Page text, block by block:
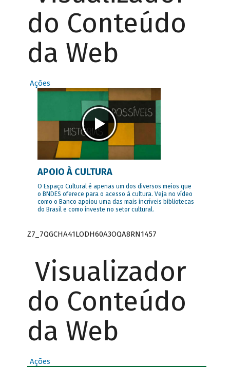
do Conteúdo
da Web
Ações
APOIO À CULTURA
O Espaço Cultural é apenas um dos diversos meios que
o BNDES oferece para o acesso à cultura. Veja no vídeo
como o Banco apoiou uma das mais incríveis bibliotecas
do Brasil e como investe no setor cultural.
Z7_7QGCHA41LODH60A3OQA8RN1457
Visualizador
do Conteúdo
da Web
Ações